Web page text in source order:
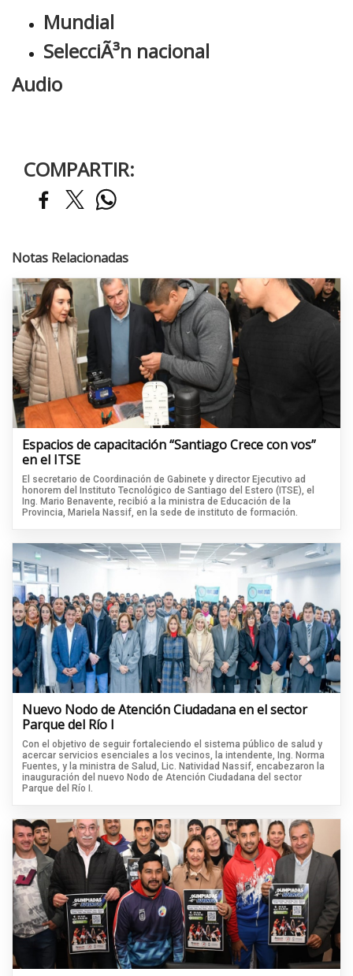
Mundial
SelecciÃ³n nacional
Audio
COMPARTIR:
Notas Relacionadas
Espacios de capacitación “Santiago Crece con vos”
en el ITSE
El secretario de Coordinación de Gabinete y director Ejecutivo ad
honorem del Instituto Tecnológico de Santiago del Estero (ITSE), el
Ing. Mario Benavente, recibió a la ministra de Educación de la
Provincia, Mariela Nassif, en la sede de instituto de formación.
Nuevo Nodo de Atención Ciudadana en el sector
Parque del Río I
Con el objetivo de seguir fortaleciendo el sistema público de salud y
acercar servicios esenciales a los vecinos, la intendente, Ing. Norma
Fuentes, y la ministra de Salud, Lic. Natividad Nassif, encabezaron la
inauguración del nuevo Nodo de Atención Ciudadana del sector
Parque del Río I.